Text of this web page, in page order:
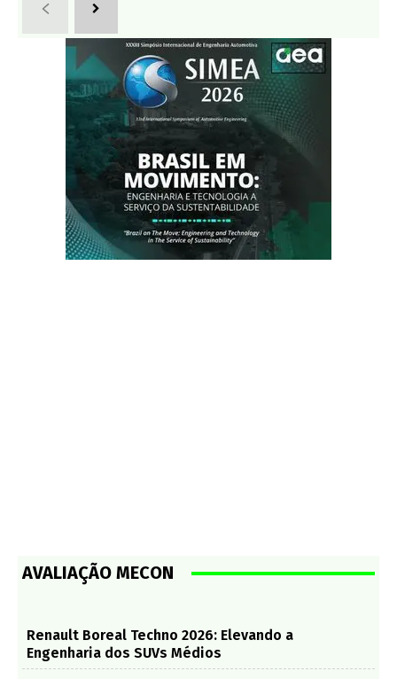
AVALIAÇÃO MECON
Renault Boreal Techno 2026: Elevando a
Engenharia dos SUVs Médios